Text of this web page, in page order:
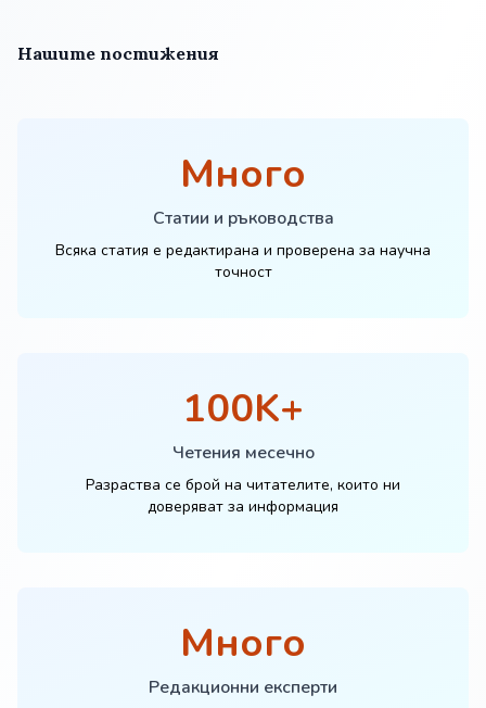
Нашите постижения
Много
Статии и ръководства
Всяка статия е редактирана и проверена за научна
точност
100K+
Четения месечно
Разраства се брой на читателите, които ни
доверяват за информация
Много
Редакционни експерти